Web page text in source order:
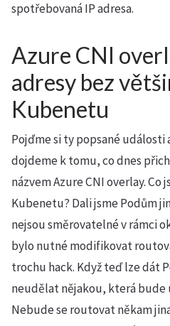
spotřebovaná IP adresa.
Azure CNI
adresy bez
Kubenetu
Pojďme si ty popsané události
dojdeme k tomu, co dnes
názvem Azure CNI overlay. Co
Kubenetu? Dali jsme Podům
nejsou směrovatelné v rámci
bylo nutné modifikovat
trochu hack. Když teď lze dát
neudělat nějakou, která bude
Nebude se routovat někam